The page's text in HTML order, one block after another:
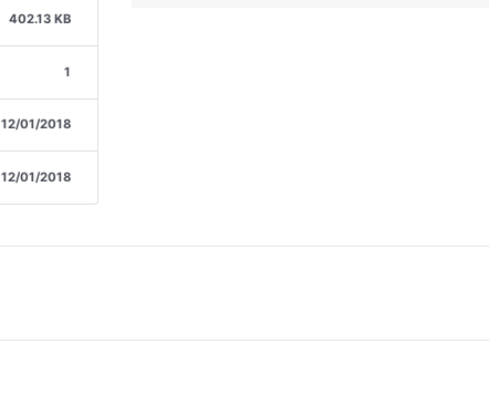
402.13 KB
1
12/01/2018
12/01/2018